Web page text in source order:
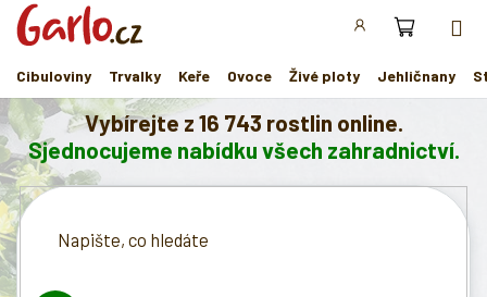
Přejít
obsah
Cibuloviny
Trvalky Keře Ovoce Živé ploty Jehličnany
O
n
a
š
e
m
Vybírejte z 16 743 rostlin online.
Sjednocujeme nabídku všech zahradnictví.